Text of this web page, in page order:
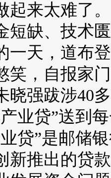
起来太难了
短缺、技术
天，道布登
笑，自报家
晓强跋涉40
业贷”送到
”是邮储银
新推出的贷